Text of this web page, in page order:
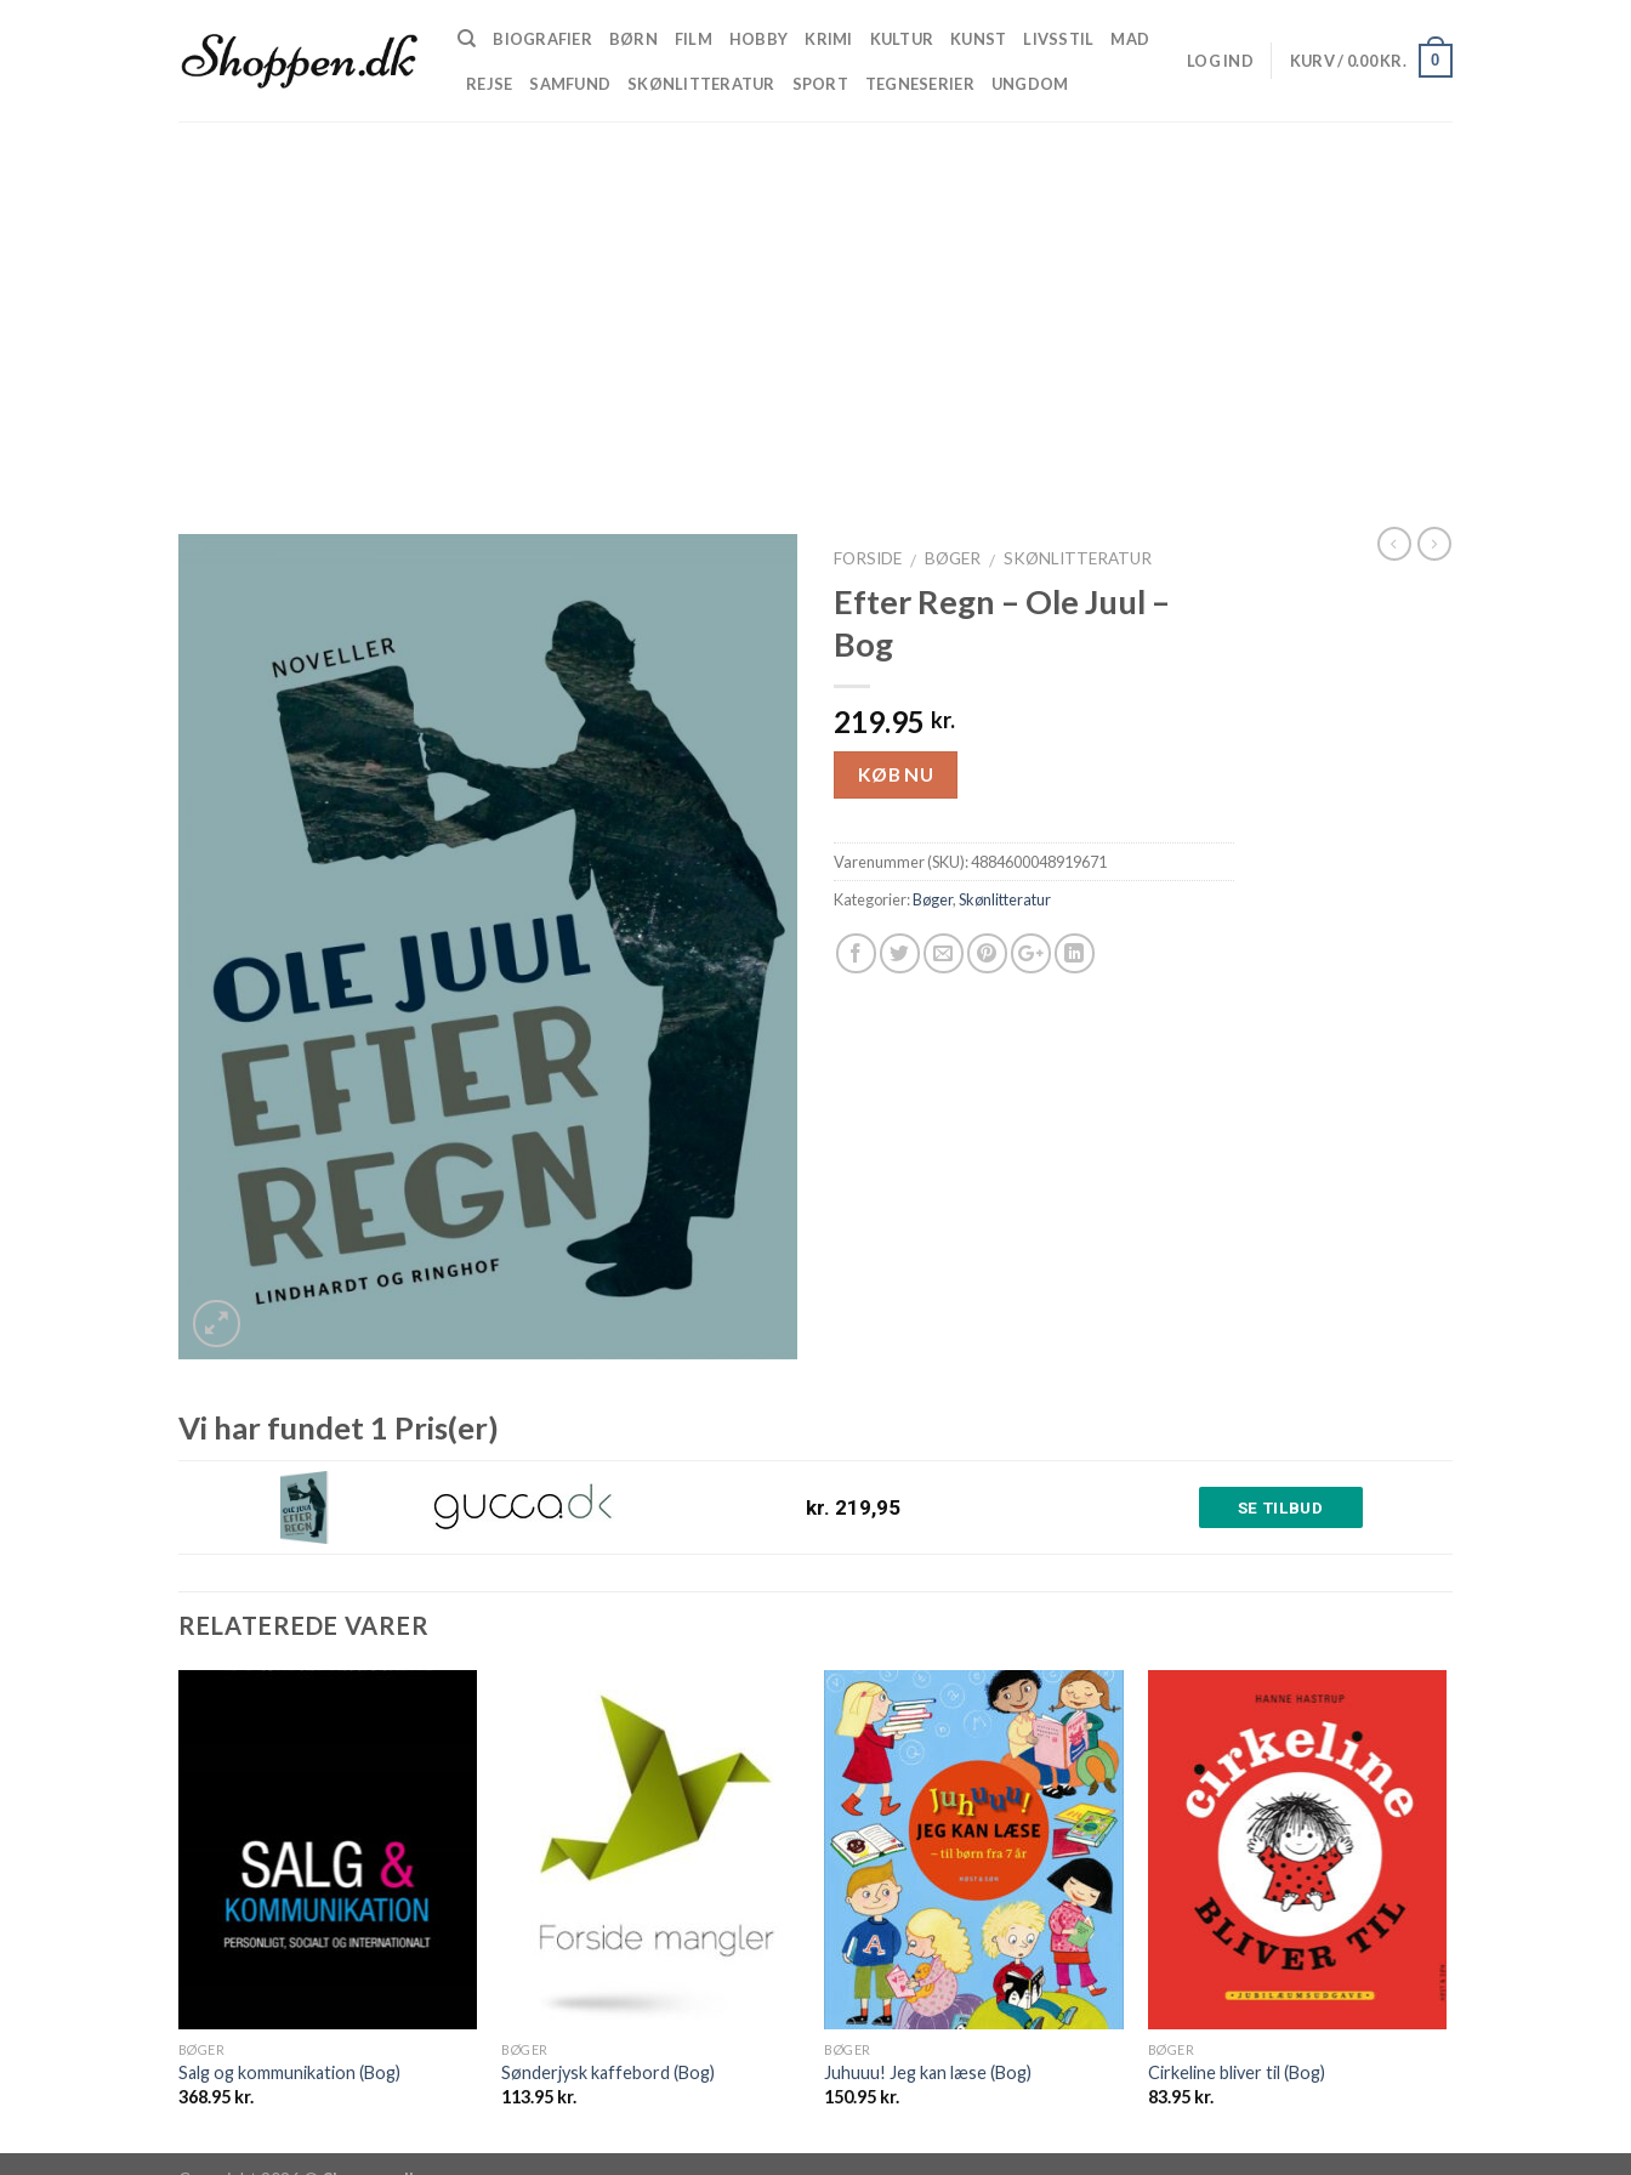
BIOGRAFIER BØRN FILM HOBBY KRIMI KULTUR KUNST LIVSSTIL MAD
REJSE SAMFUND SKØNLITTERATUR SPORT TEGNESERIER UNGDOM
LOG IND KURV / 0.00KR. 0
FORSIDE / BØGER / SKØNLITTERATUR
Efter Regn – Ole Juul –
Bog
219.95 kr.
KØB NU
Varenummer (SKU):4884600048919671
Kategorier:Bøger,Skønlitteratur
Vi har fundet 1 Pris(er)
kr. 219,95 SE TILBUD
RELATEREDE VARER
BØGER
Salg og kommunikation (Bog)
368.95 kr.
BØGER
Sønderjysk kaffebord (Bog)
113.95 kr.
BØGER
Juhuuu! Jeg kan læse (Bog)
150.95 kr.
BØGER
Cirkeline bliver til (Bog)
83.95 kr.